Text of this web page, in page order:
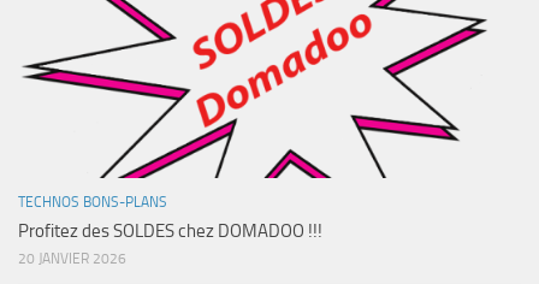
TECHNOS BONS-PLANS
Profitez des SOLDES chez DOMADOO !!!
20 JANVIER 2026